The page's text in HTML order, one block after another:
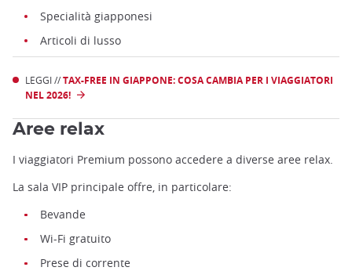
Specialità giapponesi
Articoli di lusso
LEGGI //TAX-FREE IN GIAPPONE: COSA CAMBIA PER I VIAGGIATORI
NEL 2026!
Aree relax
I viaggiatori Premium possono accedere a diverse aree relax.
La sala VIP principale offre, in particolare:
Bevande
Wi-Fi gratuito
Prese di corrente